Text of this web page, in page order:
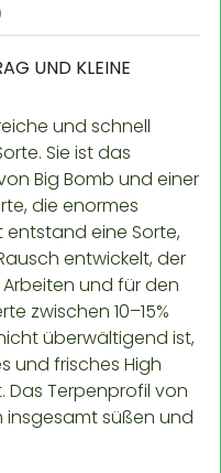
UND KLEINE
und schnell
Sie ist das
Big Bomb und einer
die enormes
entstand eine Sorte,
entwickelt, der
und für den
zwischen 10–15%
überwältigend ist,
und frisches High
Das Terpenprofil von
insgesamt süßen und